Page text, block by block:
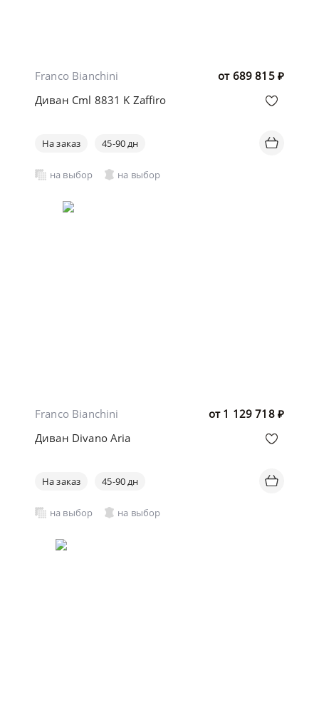
от 689 815 ₽
Franco Bianchini
Диван Cml 8831 K Zaffiro
На заказ 45-90 дн
на выбор на выбор
от 1 129 718 ₽
Franco Bianchini
Диван Divano Aria
На заказ 45-90 дн
на выбор на выбор